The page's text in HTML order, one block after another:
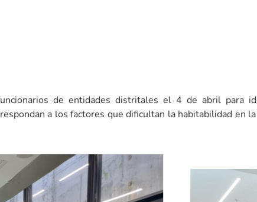
de entidades distritales el 4 de abril para
a los factores que dificultan la habitabilidad en